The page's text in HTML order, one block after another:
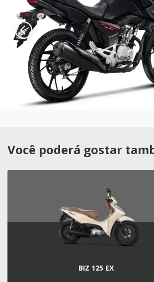
Você poderá gostar
BIZ 125 EX